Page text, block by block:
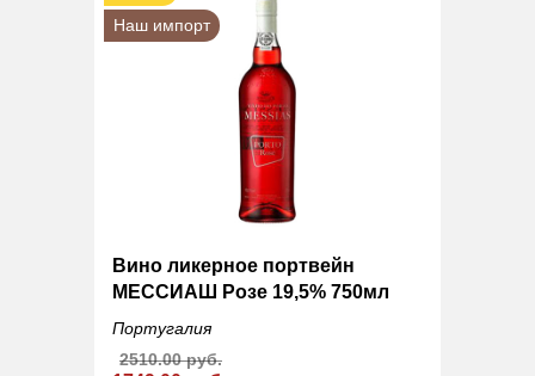
Наш импорт
Вино ликерное портвейн
МЕССИАШ Розе 19,5% 750мл
Португалия
2510.00 руб.